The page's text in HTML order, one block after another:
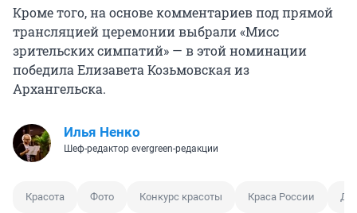
Кроме того, на основе комментариев под прямой
трансляцией церемонии выбрали «Мисс
зрительских симпатий» — в этой номинации
победила Елизавета Козьмовская из
Архангельска.
Илья Ненко
Шеф-редактор evergreen-редакции
Красота Фото Конкурс красоты Краса России